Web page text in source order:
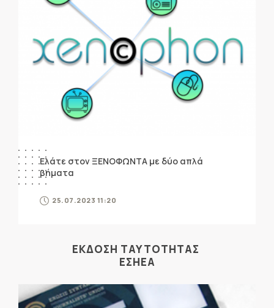
Ελάτε στον ΞΕΝΟΦΩΝΤΑ με δύο απλά
βήματα
25.07.2023 11:20
ΕΚΔΟΣΗ ΤΑΥΤΟΤΗΤΑΣ
ΕΣΗΕΑ